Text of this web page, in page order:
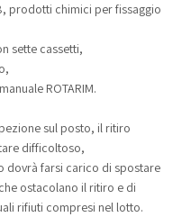
prodotti chimici per fissaggio
sette cassetti,
ROTARIM.
sul posto, il ritiro
difficoltoso,
dovrà farsi carico di spostare
ostacolano il ritiro e di
rifiuti compresi nel lotto.